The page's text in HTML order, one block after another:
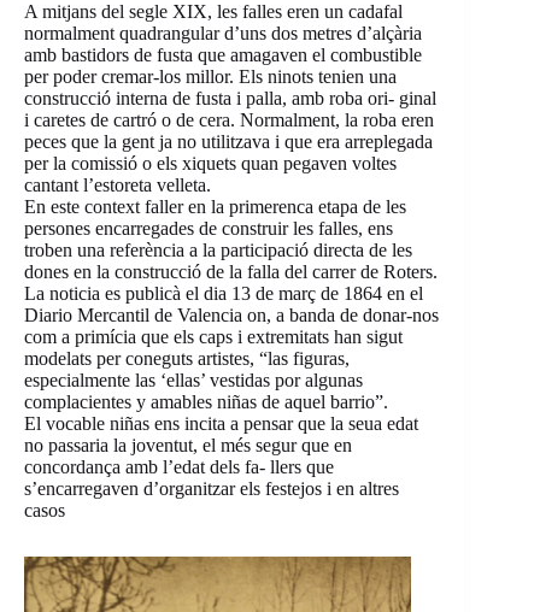
A mitjans del segle XIX, les falles eren un cadafal
normalment quadrangular d’uns dos metres d’alçària
amb bastidors de fusta que amagaven el combustible
per poder cremar-los millor. Els ninots tenien una
construcció interna de fusta i palla, amb roba ori- ginal
i caretes de cartró o de cera. Normalment, la roba eren
peces que la gent ja no utilitzava i que era arreplegada
per la comissió o els xiquets quan pegaven voltes
cantant l’estoreta velleta.
En este context faller en la primerenca etapa de les
persones encarregades de construir les falles, ens
troben una referència a la participació directa de les
dones en la construcció de la falla del carrer de Roters.
La noticia es publicà el dia 13 de març de 1864 en el
Diario Mercantil de Valencia on, a banda de donar-nos
com a primícia que els caps i extremitats han sigut
modelats per coneguts artistes, “las figuras,
especialmente las ‘ellas’ vestidas por algunas
complacientes y amables niñas de aquel barrio”.
El vocable niñas ens incita a pensar que la seua edat
no passaria la joventut, el més segur que en
concordança amb l’edat dels fa- llers que
s’encarregaven d’organitzar els festejos i en altres
casos